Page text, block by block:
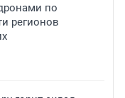
по
регионов